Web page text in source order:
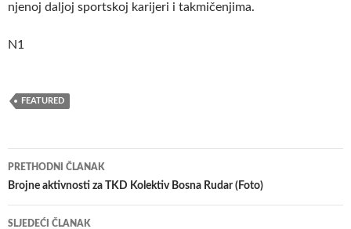
njenoj daljoj sportskoj karijeri i takmičenjima.
N1
FEATURED
Navigacija
članaka
PRETHODNI ČLANAK
Brojne aktivnosti za TKD Kolektiv Bosna Rudar (Foto)
SLJEDEĆI ČLANAK